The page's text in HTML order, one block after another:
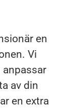
en
Vi
av din
en extra